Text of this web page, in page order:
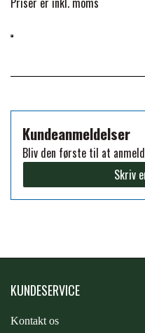
PREMIER
PREMIER
Kundeanmeldelser
Bliv den første til at
Skriv
KUNDESERVICE
Kontakt os